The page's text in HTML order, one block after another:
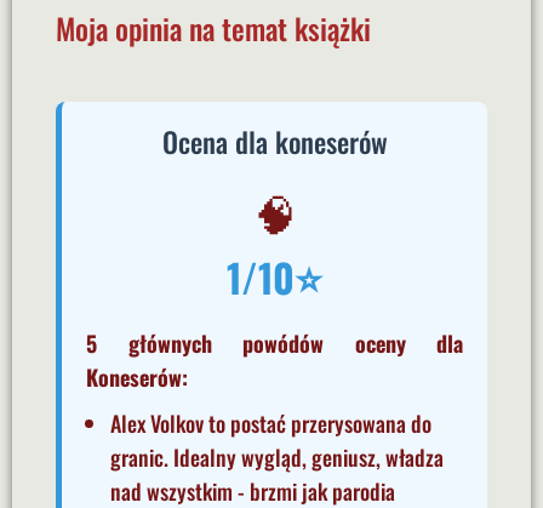
Moja opinia na temat książki
Ocena dla koneserów
🧠
1/10⭐
5 głównych powódów oceny dla
Koneserów:
Alex Volkov to postać przerysowana do
granic. Idealny wygląd, geniusz, władza
nad wszystkim - brzmi jak parodia